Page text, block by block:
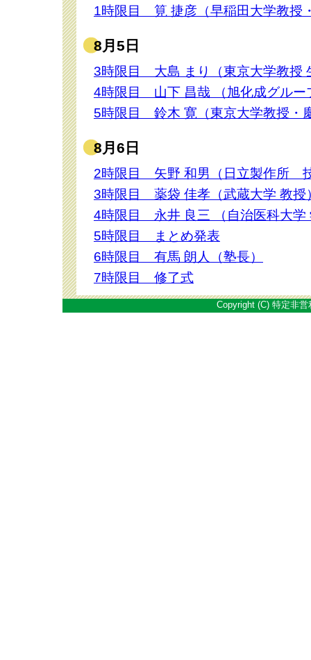
1時限目 筧 捷彦（早稲田大学教授
8月5日
3時限目 大島 まり（東京大学教授
4時限目 山下 昌哉 （旭化成グル
5時限目 鈴木 寛（東京大学教授・
8月6日
2時限目 矢野 和男（日立製作所
3時限目 薬袋 佳孝（武蔵大学 教授
4時限目 永井 良三 （自治医科大学
5時限目 まとめ発表
6時限目 有馬 朗人（塾長）
7時限目 修了式
Copyright (C) 特定非